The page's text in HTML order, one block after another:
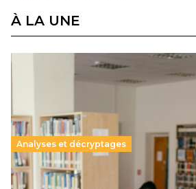
À LA UNE
Analyses et décryptages
Supérieur privé : une dérive qui